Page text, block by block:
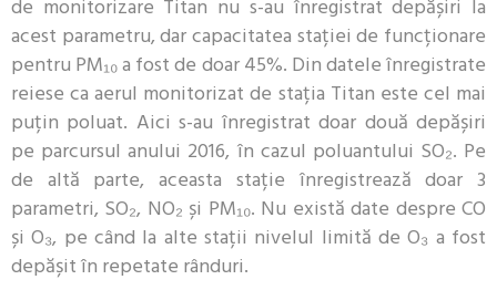
de monitorizare Titan nu s-au înregistrat depășiri la
acest parametru, dar capacitatea stației de funcționare
pentru PM₁₀ a fost de doar 45%. Din datele înregistrate
reiese ca aerul monitorizat de stația Titan este cel mai
puțin poluat. Aici s-au înregistrat doar două depășiri
pe parcursul anului 2016, în cazul poluantului SO₂. Pe
de altă parte, aceasta stație înregistrează doar 3
parametri, SO₂, NO₂ și PM₁₀. Nu există date despre CO
și O₃, pe când la alte stații nivelul limită de O₃ a fost
depășit în repetate rânduri.